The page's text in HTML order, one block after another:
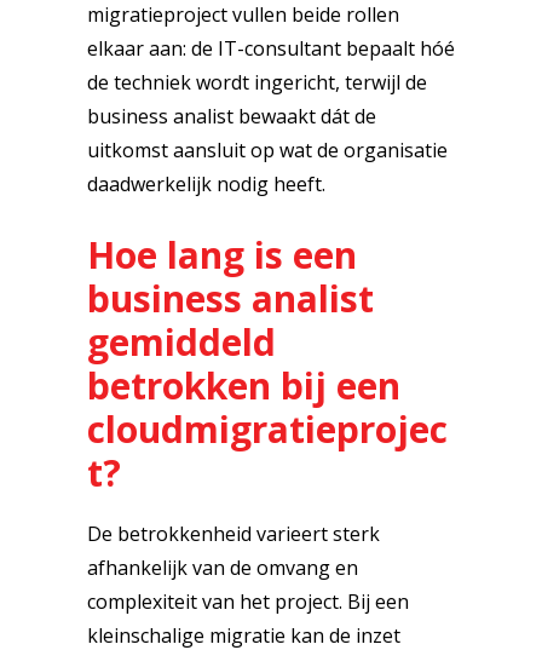
migratieproject vullen beide rollen
elkaar aan: de IT-consultant bepaalt hóé
de techniek wordt ingericht, terwijl de
business analist bewaakt dát de
uitkomst aansluit op wat de organisatie
daadwerkelijk nodig heeft.
Hoe lang is een
business analist
gemiddeld
betrokken bij een
cloudmigratieprojec
t?
De betrokkenheid varieert sterk
afhankelijk van de omvang en
complexiteit van het project. Bij een
kleinschalige migratie kan de inzet